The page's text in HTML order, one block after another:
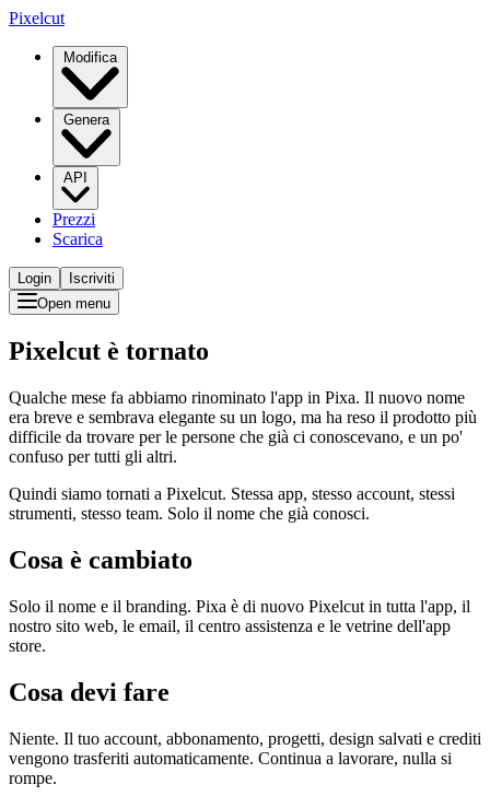
Pixelcut
Modifica
Genera
API
Prezzi
Scarica
Login
Iscriviti
Open menu
Pixelcut è tornato
Qualche mese fa abbiamo rinominato l'app in Pixa. Il nuovo nome
era breve e sembrava elegante su un logo, ma ha reso il prodotto più
difficile da trovare per le persone che già ci conoscevano, e un po'
confuso per tutti gli altri.
Quindi siamo tornati a Pixelcut. Stessa app, stesso account, stessi
strumenti, stesso team. Solo il nome che già conosci.
Cosa è cambiato
Solo il nome e il branding. Pixa è di nuovo Pixelcut in tutta l'app, il
nostro sito web, le email, il centro assistenza e le vetrine dell'app
store.
Cosa devi fare
Niente. Il tuo account, abbonamento, progetti, design salvati e crediti
vengono trasferiti automaticamente. Continua a lavorare, nulla si
rompe.